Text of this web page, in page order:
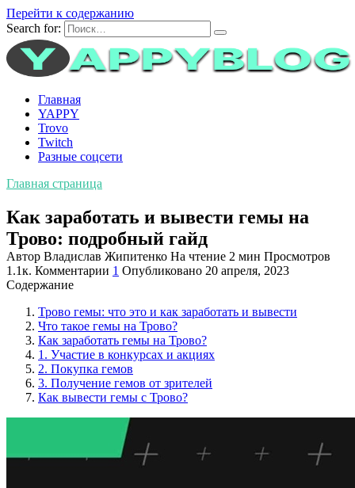
Перейти к содержанию
Search for:
Главная
YAPPY
Trovo
Twitch
Разные соцсети
Главная страница
Как заработать и вывести гемы на
Трово: подробный гайд
Автор Владислав Жипитенко На чтение 2 мин Просмотров
1.1к. Комментарии 1 Опубликовано 20 апреля, 2023
Содержание
Трово гемы: что это и как заработать и вывести
Что такое гемы на Трово?
Как заработать гемы на Трово?
1. Участие в конкурсах и акциях
2. Покупка гемов
3. Получение гемов от зрителей
Как вывести гемы с Трово?